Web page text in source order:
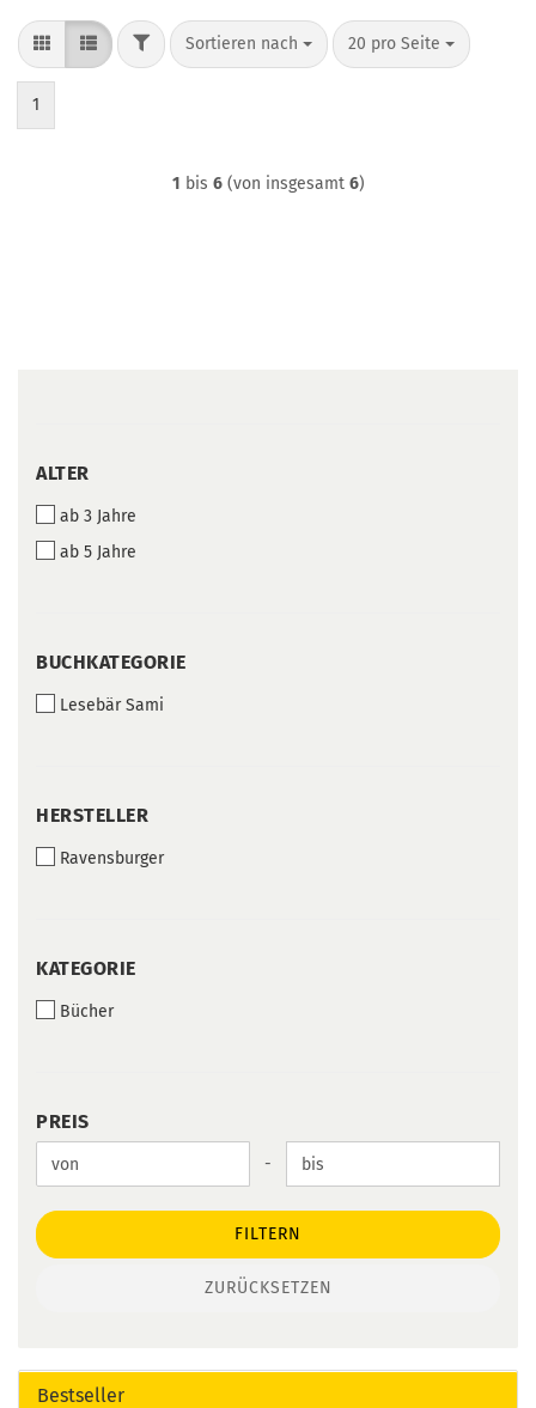
FILTERSortieren nach
Sortieren nach 20 pro Seite
pro Seite
1
1 bis 6(von insgesamt 6)
ALTER
ALTER
ab 3 Jahre
ab 5 Jahre
BUCHKATEGORIE
BUCHKATEGORIE
Lesebär Sami
HERSTELLER
HERSTELLER
Ravensburger
KATEGORIE
KATEGORIE
Bücher
PREIS
PREIS
Preis bis -
FILTERN
ZURÜCKSETZEN
Bestseller